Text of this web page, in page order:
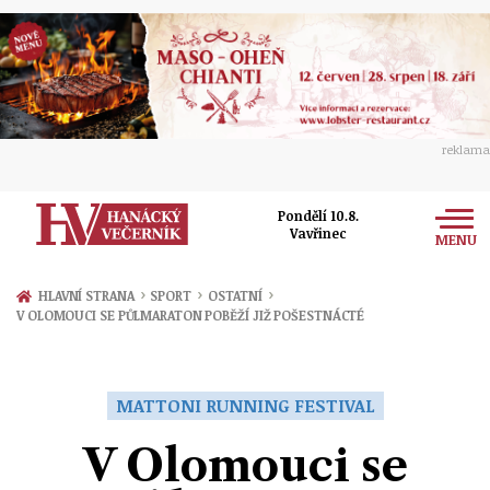
reklama
Pondělí 10.8.
Vavřinec
MENU
Zprávy
Ekonomika
HLAVNÍ STRANA › SPORT › OSTATNÍ ›
V OLOMOUCI SE PŮLMARATON POBĚŽÍ JIŽ POŠESTNÁCTÉ
MATTONI RUNNING FESTIVAL
V Olomouci se